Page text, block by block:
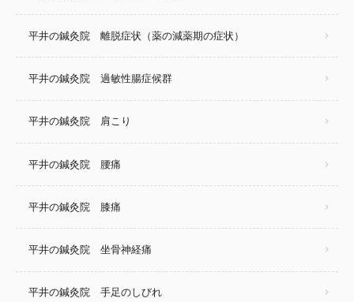
平井の鍼灸院 離脱症状（薬の減薬期の症状）
平井の鍼灸院 過敏性腸症候群
平井の鍼灸院 肩こり
平井の鍼灸院 腰痛
平井の鍼灸院 膝痛
平井の鍼灸院 坐骨神経痛
平井の鍼灸院 手足のしびれ